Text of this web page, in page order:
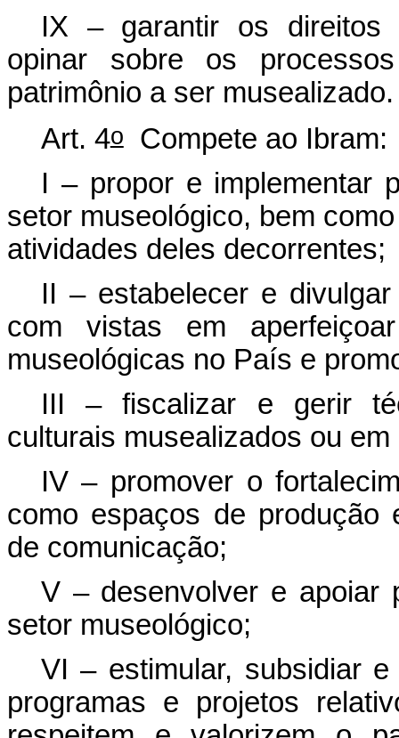
IX – garantir os direitos
opinar sobre os
patrimônio a ser musealizado.
Art. 4oCompete ao Ibram:
I – propor e implementar
setor museológico, bem
atividades deles decorrentes;
II – estabelecer e
com vistas em
museológicas no País e
III – fiscalizar e gerir
culturais musealizados ou
IV – promover o
como espaços de produção
de comunicação;
V – desenvolver e apoiar
setor museológico;
VI – estimular, subsidiar
programas e projetos